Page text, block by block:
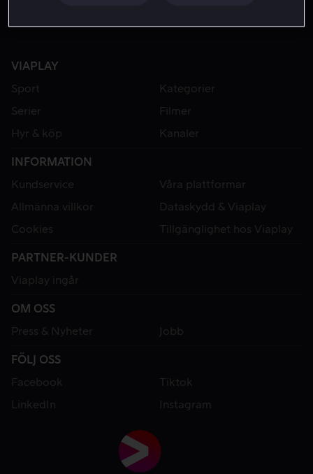
VIAPLAY
Sport
Kategorier
Serier
Filmer
Hyr & köp
Kanaler
INFORMATION
Kundservice
Våra plattformar
Allmänna villkor
Dataskydd & Viaplay
Cookies
Tillgänglighet hos Viaplay
PARTNER-KUNDER
Viaplay ingår
OM OSS
Press & Nyheter
Jobb
FÖLJ OSS
Facebook
Tiktok
LinkedIn
Instagram